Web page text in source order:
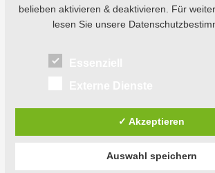
Natursaxe® Tours.
belieben aktivieren & deaktivieren. Für
lesen Sie unsere
✓ Akzeptieren
Auswahl speichern